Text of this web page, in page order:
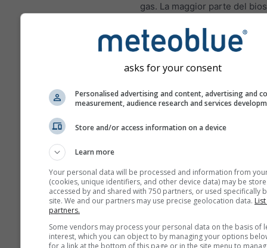
gas. La maggior parte del
scarico dei veicoli a motore.
di azoto è un importante
atmosferico perché
formazione di ozono, che
impatti significativi sulla
polmoni e può ridurre
dispnea, tosse,
influenza e bronchite
dell'inquinamento
quarto pannello, che mostra
asks for your consent
Personalised advertising and content, advertising and
measurement, audience research and services
Store and/or access information on a device
Learn more
Your personal data will be processed and information from
(cookies, unique identifiers, and other device data) may be
accessed by and shared with 750 partners, or used specifically
site. We and our partners may use precise geolocation data.
partners.
Some vendors may process your personal data on the basis of
interest, which you can object to by managing your options
for a link at the bottom of this page or in the site menu to